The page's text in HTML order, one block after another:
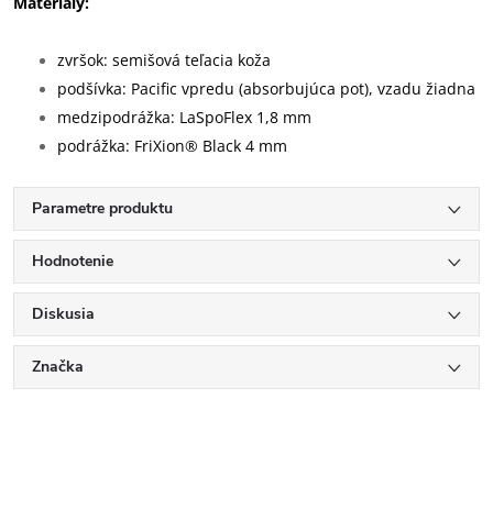
zvršok: semišová teľacia koža
podšívka: Pacific vpredu (absorbujúca pot), vzadu žiadna
medzipodrážka: LaSpoFlex 1,8 mm
podrážka: FriXion® Black 4 mm
Parametre produktu
Hodnotenie
Diskusia
Značka